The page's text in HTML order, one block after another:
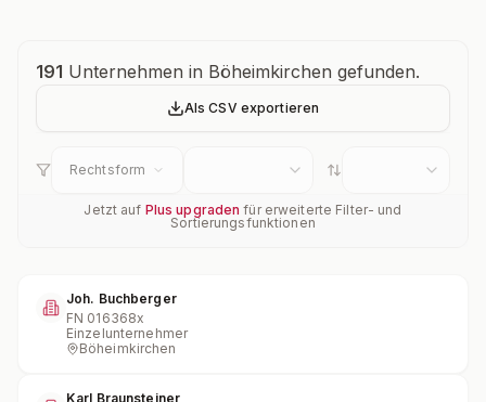
Unternehmensübersicht
191 Unternehmen in Böheimkirchen gefunden.
Als CSV exportieren
Rechtsform
Jetzt auf Plus upgraden für erweiterte Filter- und
Sortierungsfunktionen
Joh. Buchberger
FN 016368x
Einzelunternehmer
Böheimkirchen
Karl Braunsteiner